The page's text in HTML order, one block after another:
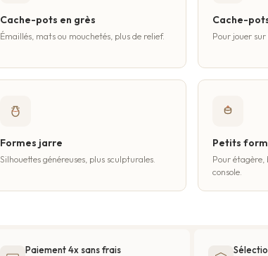
Cache-pots en grès
Émaillés, mats ou mouchetés, plus de relief.
Cache-
Pour jouer
Formes jarre
Silhouettes généreuses, plus sculpturales.
Petits
Pour étagère,
console.
Paiement 4x sans frais